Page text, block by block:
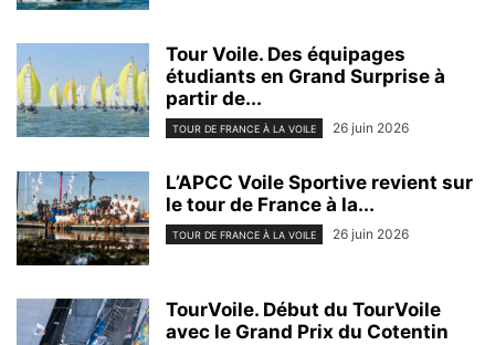
Tour Voile. Des équipages
étudiants en Grand Surprise à
partir de...
TOUR DE FRANCE À LA VOILE 26 juin 2026
L’APCC Voile Sportive revient sur
le tour de France à la...
TOUR DE FRANCE À LA VOILE 26 juin 2026
TourVoile. Début du TourVoile
avec le Grand Prix du Cotentin